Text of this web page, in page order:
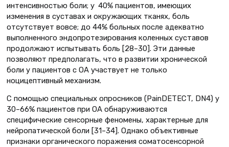
интенсивностью боли; у 40% пациентов, имеющих
изменения в суставах и окружающих тканях, боль
отсутствует вовсе; до 44% больных после адекватно
выполненного эндопротезирования коленных суставов
продолжают испытывать боль [28–30]. Эти данные
позволяют предполагать, что в развитии хронической
боли у пациентов с ОА участвует не только
ноцицептивный механизм.
С помощью специальных опросников (PainDETECT, DN4) у
30–66% пациентов при ОА обнаруживаются
специфические сенсорные феномены, характерные для
нейропатической боли [31–34]. Однако объективные
признаки органического поражения соматосенсорной